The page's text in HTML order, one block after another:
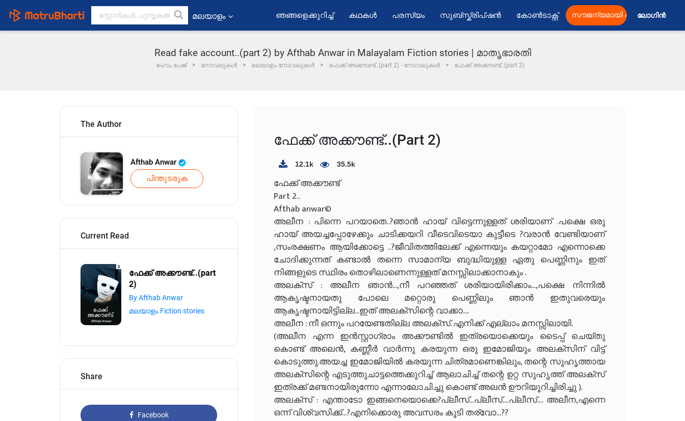
മലയാളം ഞങ്ങളെക്കുറിച്ച് കഥകൾ പരസ്യം സുബ്സ്ക്രിപ്ഷൻ കോൺടാക്റ്റ് സൗജന്യമായി ലോഗിൻ
Read fake account..(part 2) by Afthab Anwar️️️️️️️️️️️️️️️️️️️️️️ in Malayalam Fiction stories | മാതൃഭാരതി
ഹോം പേജ് നോവലുകൾ മലയാളം നോവലുകൾ ഫേക്ക് അക്കൗണ്ട്..(part 2) - നോവലുകൾ ഫേക്ക് അക്കൗണ്ട്..(part 2)
The Author
Afthab Anwar️️️️️️️️️️️️️️️️️️️️️️
പിന്തുടരുക
Current Read
ഫേക്ക് അക്കൗണ്ട്..(part
2)
By Afthab Anwar️️️️️️️️️️️️️️️️️️️️️️
മലയാളം Fiction stories
Share
Facebook
ഫേക്ക് അക്കൗണ്ട്..(part 2)
12.1k 35.5k
ഫേക്ക് അക്കൗണ്ട്
Part 2..
Afthab anwar©️
അലീന : പിന്നെ പറയാതെ..?ഞാൻ ഹായ് വിട്ടെന്നുള്ളത് ശരിയാണ് .പക്ഷെ ഒരു
ഹായ് അയച്ചപ്പോഴേക്കും ചാടിക്കയറി വീടെവിടെയാ കുട്ടീടെ ?വരാൻ വേണ്ടിയാണ്
,സംരക്ഷണം ആയിക്കോട്ടെ ..?ജീവിതത്തിലേക്ക് എന്നെയും കയറ്റാമോ എന്നൊക്കെ
ചോദിക്കുന്നത് കണ്ടാൽ തന്നെ സാമാന്യ ബുദ്ധിയുള്ള ഏതു പെണ്ണിനും ഇത്
നിങ്ങളുടെ സ്ഥിരം തൊഴിലാണെന്നുള്ളത് മനസ്സിലാക്കാനാകും .
അലക്സ് : അലീന ഞാൻ...,നീ പറഞ്ഞത് ശരിയായിരിക്കാം...,പക്ഷെ നിന്നിൽ
ആകൃഷ്ടനായതു പോലെ മറ്റൊരു പെണ്ണിലും ഞാൻ ഇതുവരെയും
ആകൃഷ്ടനായിട്ടില്ല...ഇത് അലക്സിന്റെ വാക്കാ....
അലീന : നീ ഒന്നും പറയേണ്ടതില്ല അലക്സ്. എനിക്ക് എല്ലാം മനസ്സിലായി.
(അലീന എന്ന ഇൻസ്റ്റാഗ്രാം അക്കൗണ്ടിൽ ഇത്രയൊക്കെയും ടൈപ്പ്‌ ചെയ്തു
കൊണ്ട് അലെൻ, കണ്ണീർ വാർന്നു കരയുന്ന ഒരു ഇമോജിയും അലക്സിന് വിട്ട്
കൊടുത്തു.അയച്ച ഇമോജിയിൽ കരയുന്ന ചിത്രമാണെങ്കിലും, തന്റെ സുഹൃത്തായ
അലക്സിന്റെ എടുത്തുചാട്ടത്തെക്കുറിച്ച് ആലാചിച്ച് തന്റെ ഉറ്റ സുഹൃത്ത് അലക്സ്
ഇത്രക്ക് മണ്ടനായിരുന്നോ എന്നാലോചിച്ചു കൊണ്ട് അലൻ ഊറിയൂറിച്ചിരിച്ചു ).
അലക്സ് : എന്താടോ ഇങ്ങനെയൊക്കെ?പ്ലീസ്...പ്ലീസ്....പ്ലീസ്.... അലീന,എന്നെ
ഒന്ന് വിശ്വസിക്ക്...?എനിക്കൊരു അവസരം കൂടി തര്വോ...??